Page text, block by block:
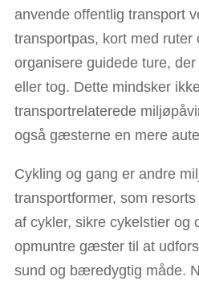
anvende offentlig transport
transportpas, kort med ruter
organisere guidede ture,
eller tog. Dette mindsker
transportrelaterede
også gæsterne en mere
Cykling og gang er andre
transportformer, som
af cykler, sikre cykelstier og
opmuntre gæster til at
sund og bæredygtig måde.